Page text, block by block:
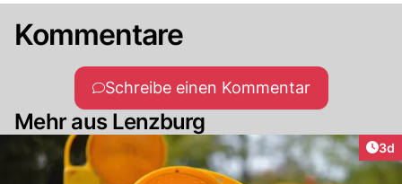
Kommentare
Schreibe einen Kommentar
Mehr aus Lenzburg
3d